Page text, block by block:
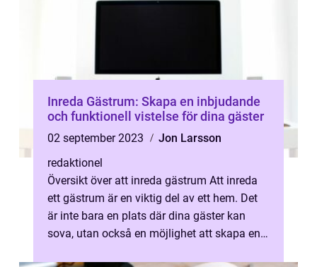
Inreda Gästrum: Skapa en inbjudande
och funktionell vistelse för dina gäster
02 september 2023
Jon Larsson
redaktionel
Översikt över att inreda gästrum Att inreda
ett gästrum är en viktig del av ett hem. Det
är inte bara en plats där dina gäster kan
sova, utan också en möjlighet att skapa en